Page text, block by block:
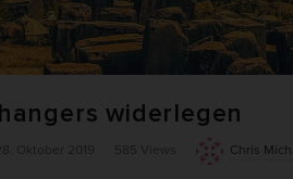
widerlegen
Oktober 2019 585 Views Chris